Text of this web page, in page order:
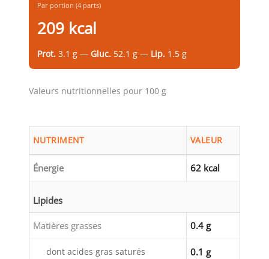
Par portion (4 parts)
209 kcal
Prot. 3.1 g — Gluc. 52.1 g — Lip. 1.5 g
Valeurs nutritionnelles pour 100 g
NUTRIMENT VALEUR
Énergie 62 kcal
Lipides
Matières grasses 0.4 g
dont acides gras saturés 0.1 g